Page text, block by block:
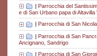
| Parrocchia del
e di San Urbano papa di Altavilla
| Parrocchia di San
| Parrocchia di San
Ancignano, Sandrigo
| Parrocchia di San